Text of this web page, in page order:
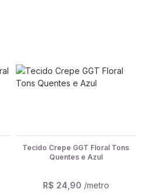
Tecido Crepe GGT Floral Tons
Quentes e Azul
R$ 24,90 /metro